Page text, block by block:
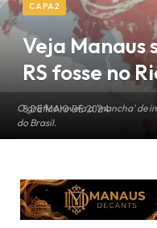
O gráfico revela a 'mancha' de
do Brasil.
CAPA2
Veja Manaus
RS fosse no
8 DE MAIO DE 2024